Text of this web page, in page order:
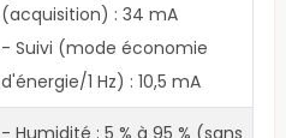
(acquisition) : 34 mA
- Suivi (mode économie
d'énergie/1 Hz) : 10,5 mA
- Humidité : 5 % à 95 % (sans